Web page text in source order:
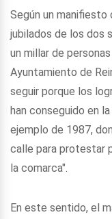
Según un
jubilados de los dos
un millar de
Ayuntamiento de
seguir porque los
han conseguido en
ejemplo de 1987,
calle para protestar
la comarca".
En este sentido, el